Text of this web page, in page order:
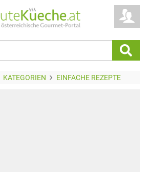
KATEGORIEN EINFACHE REZEPTE